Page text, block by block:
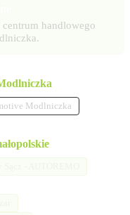
handlowego
Modlniczka